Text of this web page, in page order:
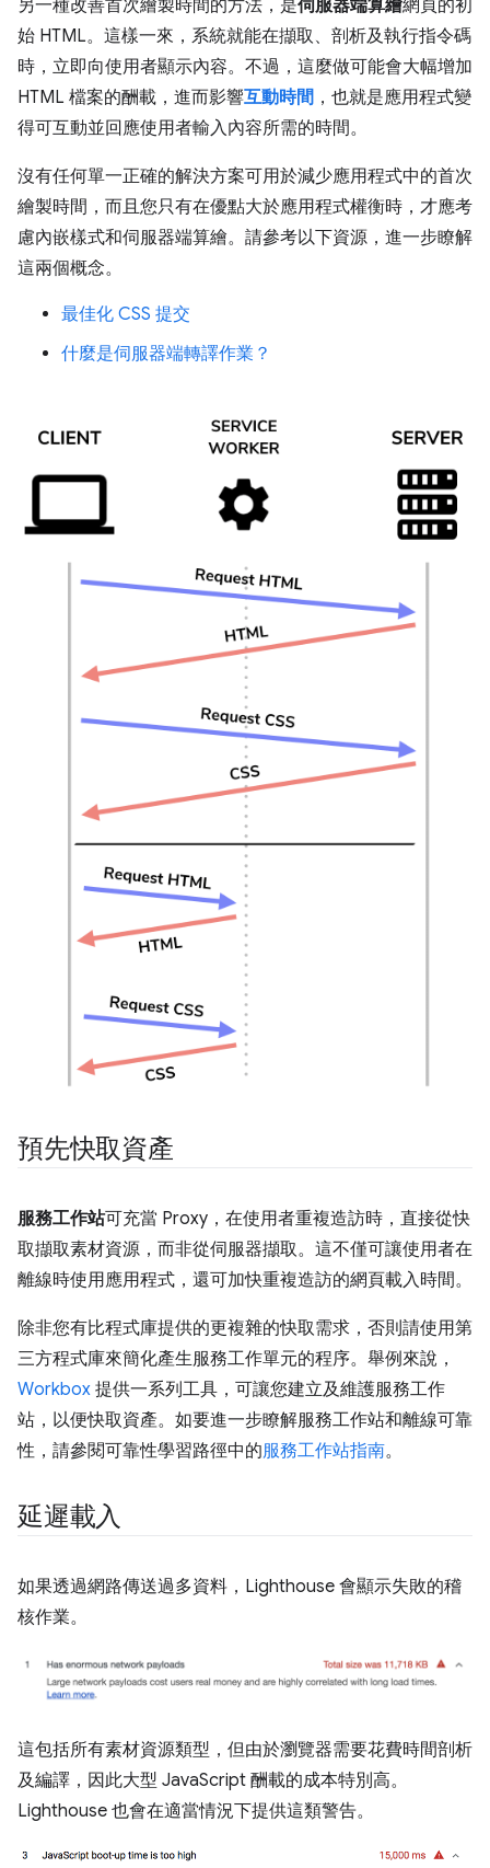
另一種改善首次繪製時間的方法，是伺服器端算繪網頁的初
始 HTML。這樣一來，系統就能在擷取、剖析及執行指令碼
時，立即向使用者顯示內容。不過，這麼做可能會大幅增加
HTML 檔案的酬載，進而影響互動時間 ，也就是應用程式變
得可互動並回應使用者輸入內容所需的時間。
沒有任何單一正確的解決方案可用於減少應用程式中的首次
繪製時間，而且您只有在優點大於應用程式權衡時，才應考
慮內嵌樣式和伺服器端算繪。請參考以下資源，進一步瞭解
這兩個概念。
最佳化 CSS 提交
什麼是伺服器端轉譯作業？
預先快取資產
服務工作站可充當 Proxy，在使用者重複造訪時，直接從快
取擷取素材資源，而非從伺服器擷取。這不僅可讓使用者在
離線時使用應用程式，還可加快重複造訪的網頁載入時間。
除非您有比程式庫提供的更複雜的快取需求，否則請使用第
三方程式庫來簡化產生服務工作單元的程序。舉例來說，
Workbox 提供一系列工具，可讓您建立及維護服務工作
站，以便快取資產。如要進一步瞭解服務工作站和離線可靠
性，請參閱可靠性學習路徑中的服務工作站指南。
延遲載入
如果透過網路傳送過多資料，Lighthouse 會顯示失敗的稽
核作業。
這包括所有素材資源類型，但由於瀏覽器需要花費時間剖析
及編譯，因此大型 JavaScript 酬載的成本特別高。
Lighthouse 也會在適當情況下提供這類警告。